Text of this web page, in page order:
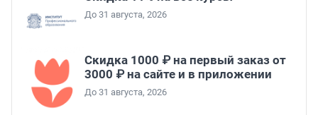
До 31 августа, 2026
Скидка 1000 ₽ на первый заказ от
3000 ₽ на сайте и в приложении
До 31 августа, 2026